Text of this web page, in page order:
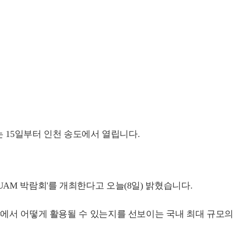
15일부터 인천 송도에서 열립니다.
박람회'를 개최한다고 오늘(8일) 밝혔습니다.
서 어떻게 활용될 수 있는지를 선보이는 국내 최대 규모의